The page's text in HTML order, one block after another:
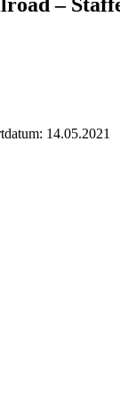
14.05.2021